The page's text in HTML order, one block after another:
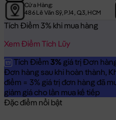
Cửa Hàng:
486 Lê Văn Sỹ, P.14, Q.3, HCM
Tích Điểm 3% khi mua hàng
Xem Điểm Tích Lũy
Tích Điểm 3% giá trị Đơn
Đơn hàng sau khi hoàn thành,
điểm = 3% giá trị đơn hàng đã
giảm giá cho lần mua kế tiếp
Đặc điểm nổi bật